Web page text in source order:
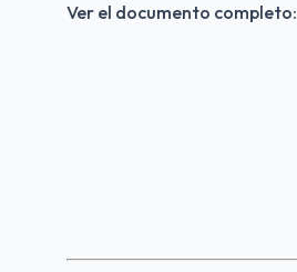
Ver el documento completo: